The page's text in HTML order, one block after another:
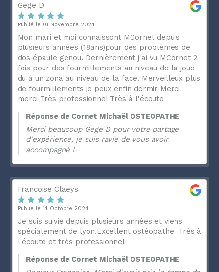
Gege D
Publié le 01 Novembre 2024
Mon mari et moi connaissont MCornet depuis
plusieurs années (18ans)pour des problèmes de
dos épaule genou. Dernièrement j'ai vu MCornet 2
fois pour des fourmillements au niveau de la joue
du à un zona au niveau de la face. Merveilleux plus
de fourmillements je peux enfin dormir Merci
merci Très professionnel Très à l'écoute
Réponse de Cornet Michaël OSTEOPATHE
Merci beaucoup Gege D pour votre partage
d'expérience, je suis ravie de vous avoir
accompagné !
Francoise Claeys
Publié le 14 Octobre 2024
Je suis suivie depuis plusieurs années et viens
spécialement de lyon.Excellent ostéopathe. Très à
l écoute et très professionnel
Réponse de Cornet Michaël OSTEOPATHE